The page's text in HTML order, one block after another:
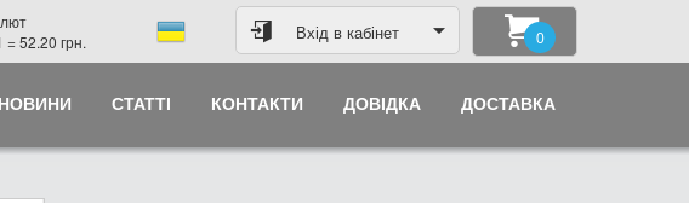
= 52.20 грн.
Вхід в кабінет 0
НОВИНИ СТАТТІ КОНТАКТИ ДОВІДКА ДОСТАВКА